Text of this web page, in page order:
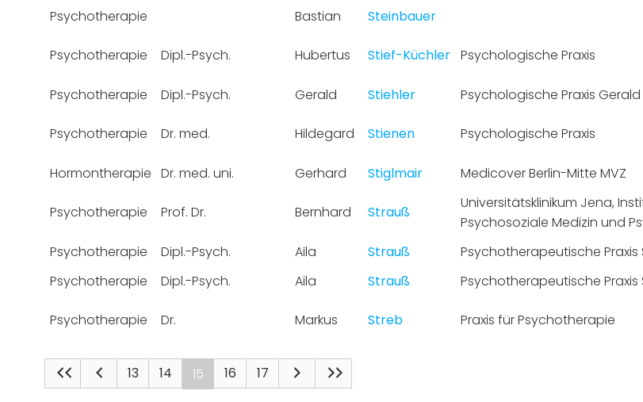
Psychotherapie Bastian Steinbauer
Psychotherapie Dipl.-Psych. Hubertus Stief-Küchler Psychologische Praxis
Psychotherapie
Dipl.-Psych. Gerald Stiehler Psychologische Praxis
Psychotherapie Dr. med. Hildegard Stienen Psychologische Praxis
Hormontherapie Dr. med. uni. Gerhard Stiglmair Medicover Berlin-Mitte MVZ
Psychotherapie Prof. Dr. Bernhard Strauß
Universitätsklinikum Jena,
Psychosoziale Medizin und
Psychotherapie Dipl.-Psych. Aila Strauß Psychotherapeutische Praxis
Psychotherapie
Dipl.-Psych. Aila Strauß Psychotherapeutische Praxis
Psychotherapie Dr. Markus Streb Praxis für Psychotherapie
13 14 15 16 17